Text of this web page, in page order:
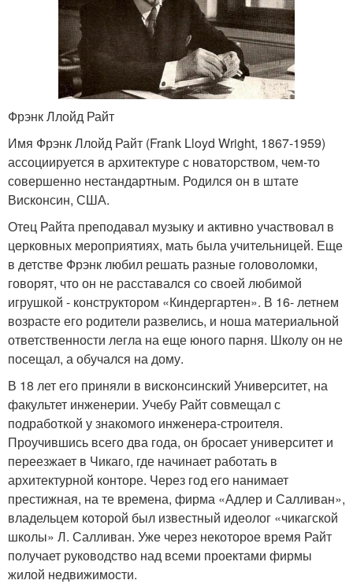
Фрэнк Ллойд Райт
Имя Фрэнк Ллойд Райт (Frank Lloyd Wright, 1867-1959)
ассоциируется в архитектуре с новаторством, чем-то
совершенно нестандартным. Родился он в штате
Висконсин, США.
Отец Райта преподавал музыку и активно участвовал в
церковных мероприятиях, мать была учительницей. Еще
в детстве Фрэнк любил решать разные головоломки,
говорят, что он не расставался со своей любимой
игрушкой - конструктором «Киндергартен». В 16- летнем
возрасте его родители развелись, и ноша материальной
ответственности легла на еще юного парня. Школу он не
посещал, а обучался на дому.
В 18 лет его приняли в висконсинский Университет, на
факультет инженерии. Учебу Райт совмещал с
подработкой у знакомого инженера-строителя.
Проучившись всего два года, он бросает университет и
переезжает в Чикаго, где начинает работать в
архитектурной конторе. Через год его нанимает
престижная, на те времена, фирма «Адлер и Салливан»,
владельцем которой был известный идеолог «чикагской
школы» Л. Салливан. Уже через некоторое время Райт
получает руководство над всеми проектами фирмы
жилой недвижимости.